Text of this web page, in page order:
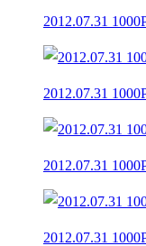
2012.07.31
2012.07.31
2012.07.31
2012.07.31